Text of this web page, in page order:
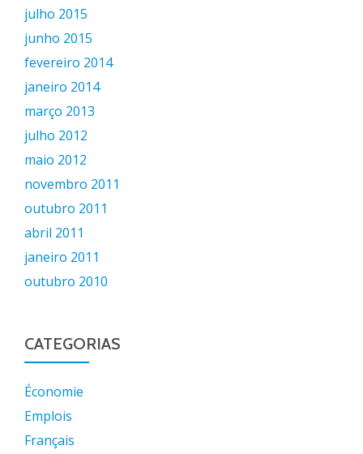
julho 2015
junho 2015
fevereiro 2014
janeiro 2014
março 2013
julho 2012
maio 2012
novembro 2011
outubro 2011
abril 2011
janeiro 2011
outubro 2010
CATEGORIAS
Économie
Emplois
Français